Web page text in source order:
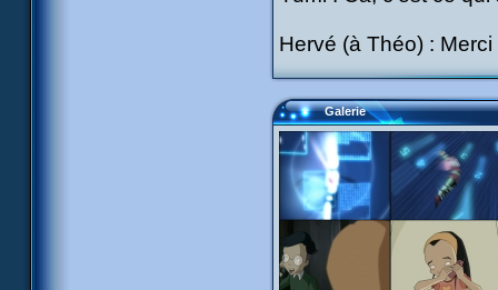
Hervé (à Théo) :
Galerie